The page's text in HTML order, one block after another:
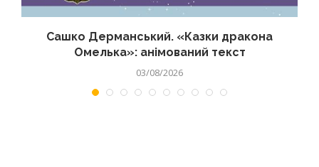
Сашко Дерманський. «Казки дракона
Омелька»: анімований текст
03/08/2026